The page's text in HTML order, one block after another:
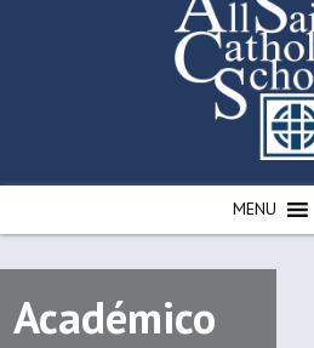
MENU
Académico